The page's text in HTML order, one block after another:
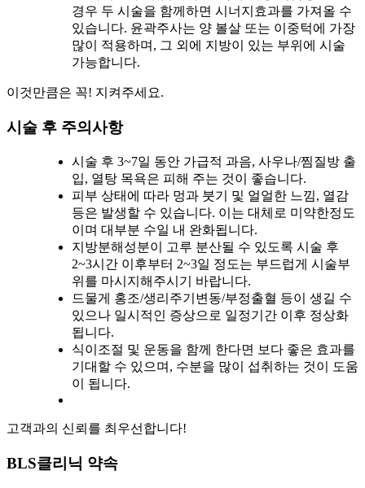
경우 두 시술을 함께하면 시너지효과를 가져올 수
있습니다. 윤곽주사는 양 볼살 또는 이중턱에 가장
많이 적용하며, 그 외에 지방이 있는 부위에 시술
가능합니다.
이것만큼은 꼭! 지켜주세요.
시술 후 주의사항
시술 후 3~7일 동안 가급적 과음, 사우나/찜질방 출
입, 열탕 목욕은 피해 주는 것이 좋습니다.
피부 상태에 따라 멍과 붓기 및 얼얼한 느낌, 열감
등은 발생할 수 있습니다. 이는 대체로 미약한정도
이며 대부분 수일 내 완화됩니다.
지방분해성분이 고루 분산될 수 있도록 시술 후
2~3시간 이후부터 2~3일 정도는 부드럽게 시술부
위를 마시지해주시기 바랍니다.
드물게 홍조/생리주기변동/부정출혈 등이 생길 수
있으나 일시적인 증상으로 일정기간 이후 정상화
됩니다.
식이조절 및 운동을 함께 한다면 보다 좋은 효과를
기대할 수 있으며, 수분을 많이 섭취하는 것이 도움
이 됩니다.
고객과의 신뢰를 최우선합니다!
BLS클리닉 약속